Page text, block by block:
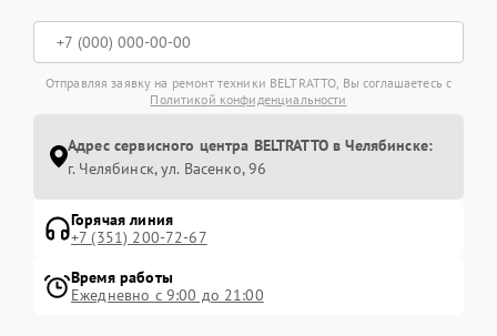
Отправляя заявку на ремонт техники BELTRATTO, Вы соглашаетесь с
Политикой конфиденциальности
Адрес сервисного центра BELTRATTO в Челябинске:
г. Челябинск, ул. Васенко, 96
Горячая линия
+7 (351) 200-72-67
Время работы
Ежедневно с 9:00 до 21:00